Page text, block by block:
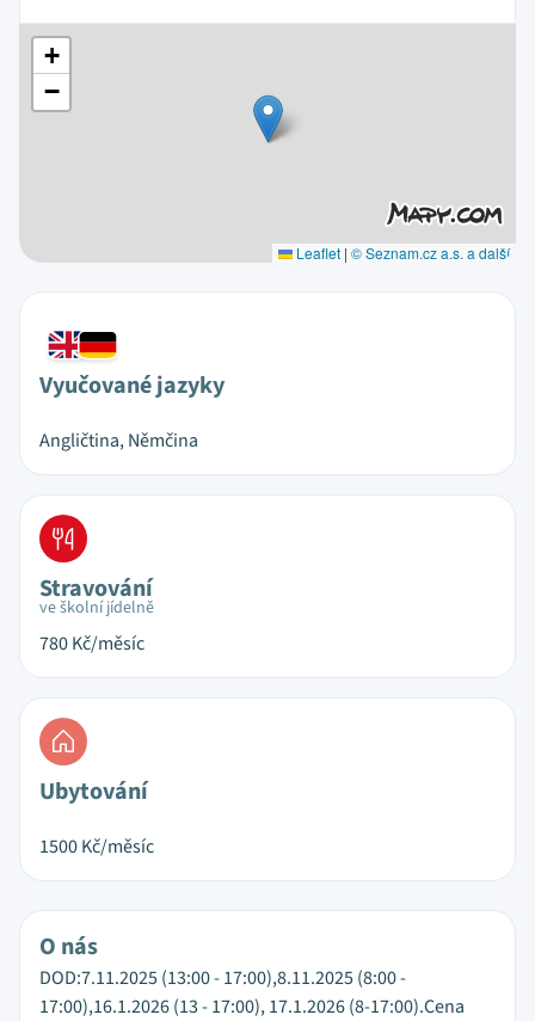
+
−
Leaflet | © Seznam.cz a.s. a další
Vyučované jazyky
Angličtina, Němčina
Stravování
ve školní jídelně
780Kč/měsíc
Ubytování
1500Kč/měsíc
O nás
DOD:7.11.2025 (13:00 - 17:00),8.11.2025 (8:00 -
17:00),16.1.2026 (13 - 17:00), 17.1.2026 (8-17:00).Cena